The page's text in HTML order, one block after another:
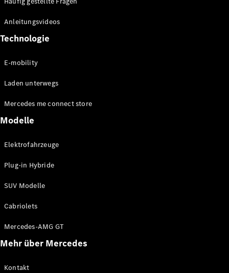
Anleitungsvideos
Technologie
E-mobility
Laden unterwegs
Mercedes me connect store
Modelle
Elektrofahrzeuge
Plug-in Hybride
SUV Modelle
Cabriolets
Mercedes-AMG GT
Mehr über Mercedes
Kontakt